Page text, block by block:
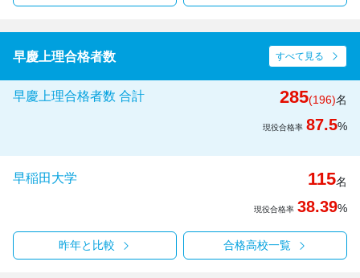
早慶上理合格者数 すべて見る
早慶上理合格者数 合計 285(196)名
現役合格率 87.5%
早稲田大学 115名
現役合格率 38.39%
昨年と比較 合格高校一覧